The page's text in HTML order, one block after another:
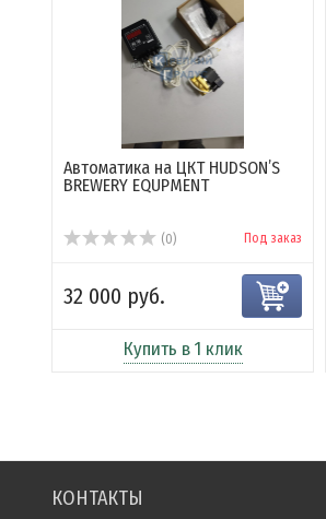
Автоматика на ЦКТ HUDSON’S
BREWERY EQUPMENT
(0) Под заказ
32 000 руб.
Купить в 1 клик
КОНТАКТЫ